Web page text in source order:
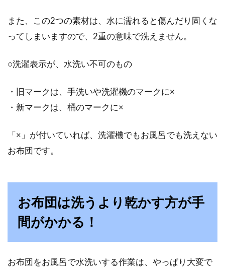
アクリル素材の特徴を知ろう！季節
ては安価な合成繊維の毛布が増えてきていま
いか、悩んだ経験がある方も多いかと思いま
また、この2つの素材は、水に濡れると傷んだり固くな
ってしまいますので、2重の意味で洗えません。
○洗濯表示が、水洗い不可のもの
・旧マークは、手洗いや洗濯機のマークに×
・新マークは、桶のマークに×
「×」が付いていれば、洗濯機でもお風呂でも洗えない
お布団です。
お布団は洗うより乾かす方が手
間がかかる！
お布団をお風呂で水洗いする作業は、やっぱり大変で